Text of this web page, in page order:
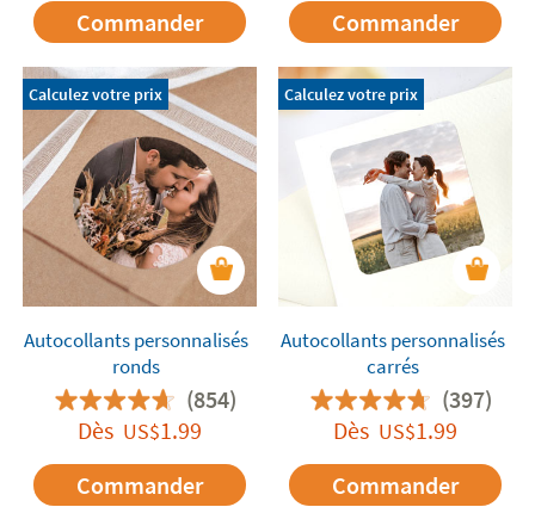
Commander
Commander
Calculez votre prix
Autocollants personnalisés
ronds
(854)
Dès US$1.99
Commander
Calculez votre prix
Autocollants personnalisés
carrés
(397)
Dès US$1.99
Commander